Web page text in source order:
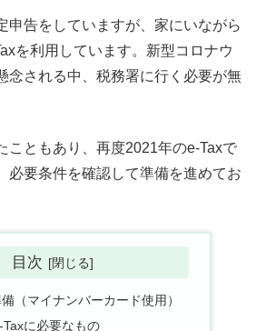
申告をしていますが、家にいながら
を利用しています。新型コロナウ
念される中、税務署に行く必要が無
こともあり、再度2021年のe-Taxで
必要条件を確認して準備を進めてお
目次
（マイナンバーカード使用）
に必要なもの